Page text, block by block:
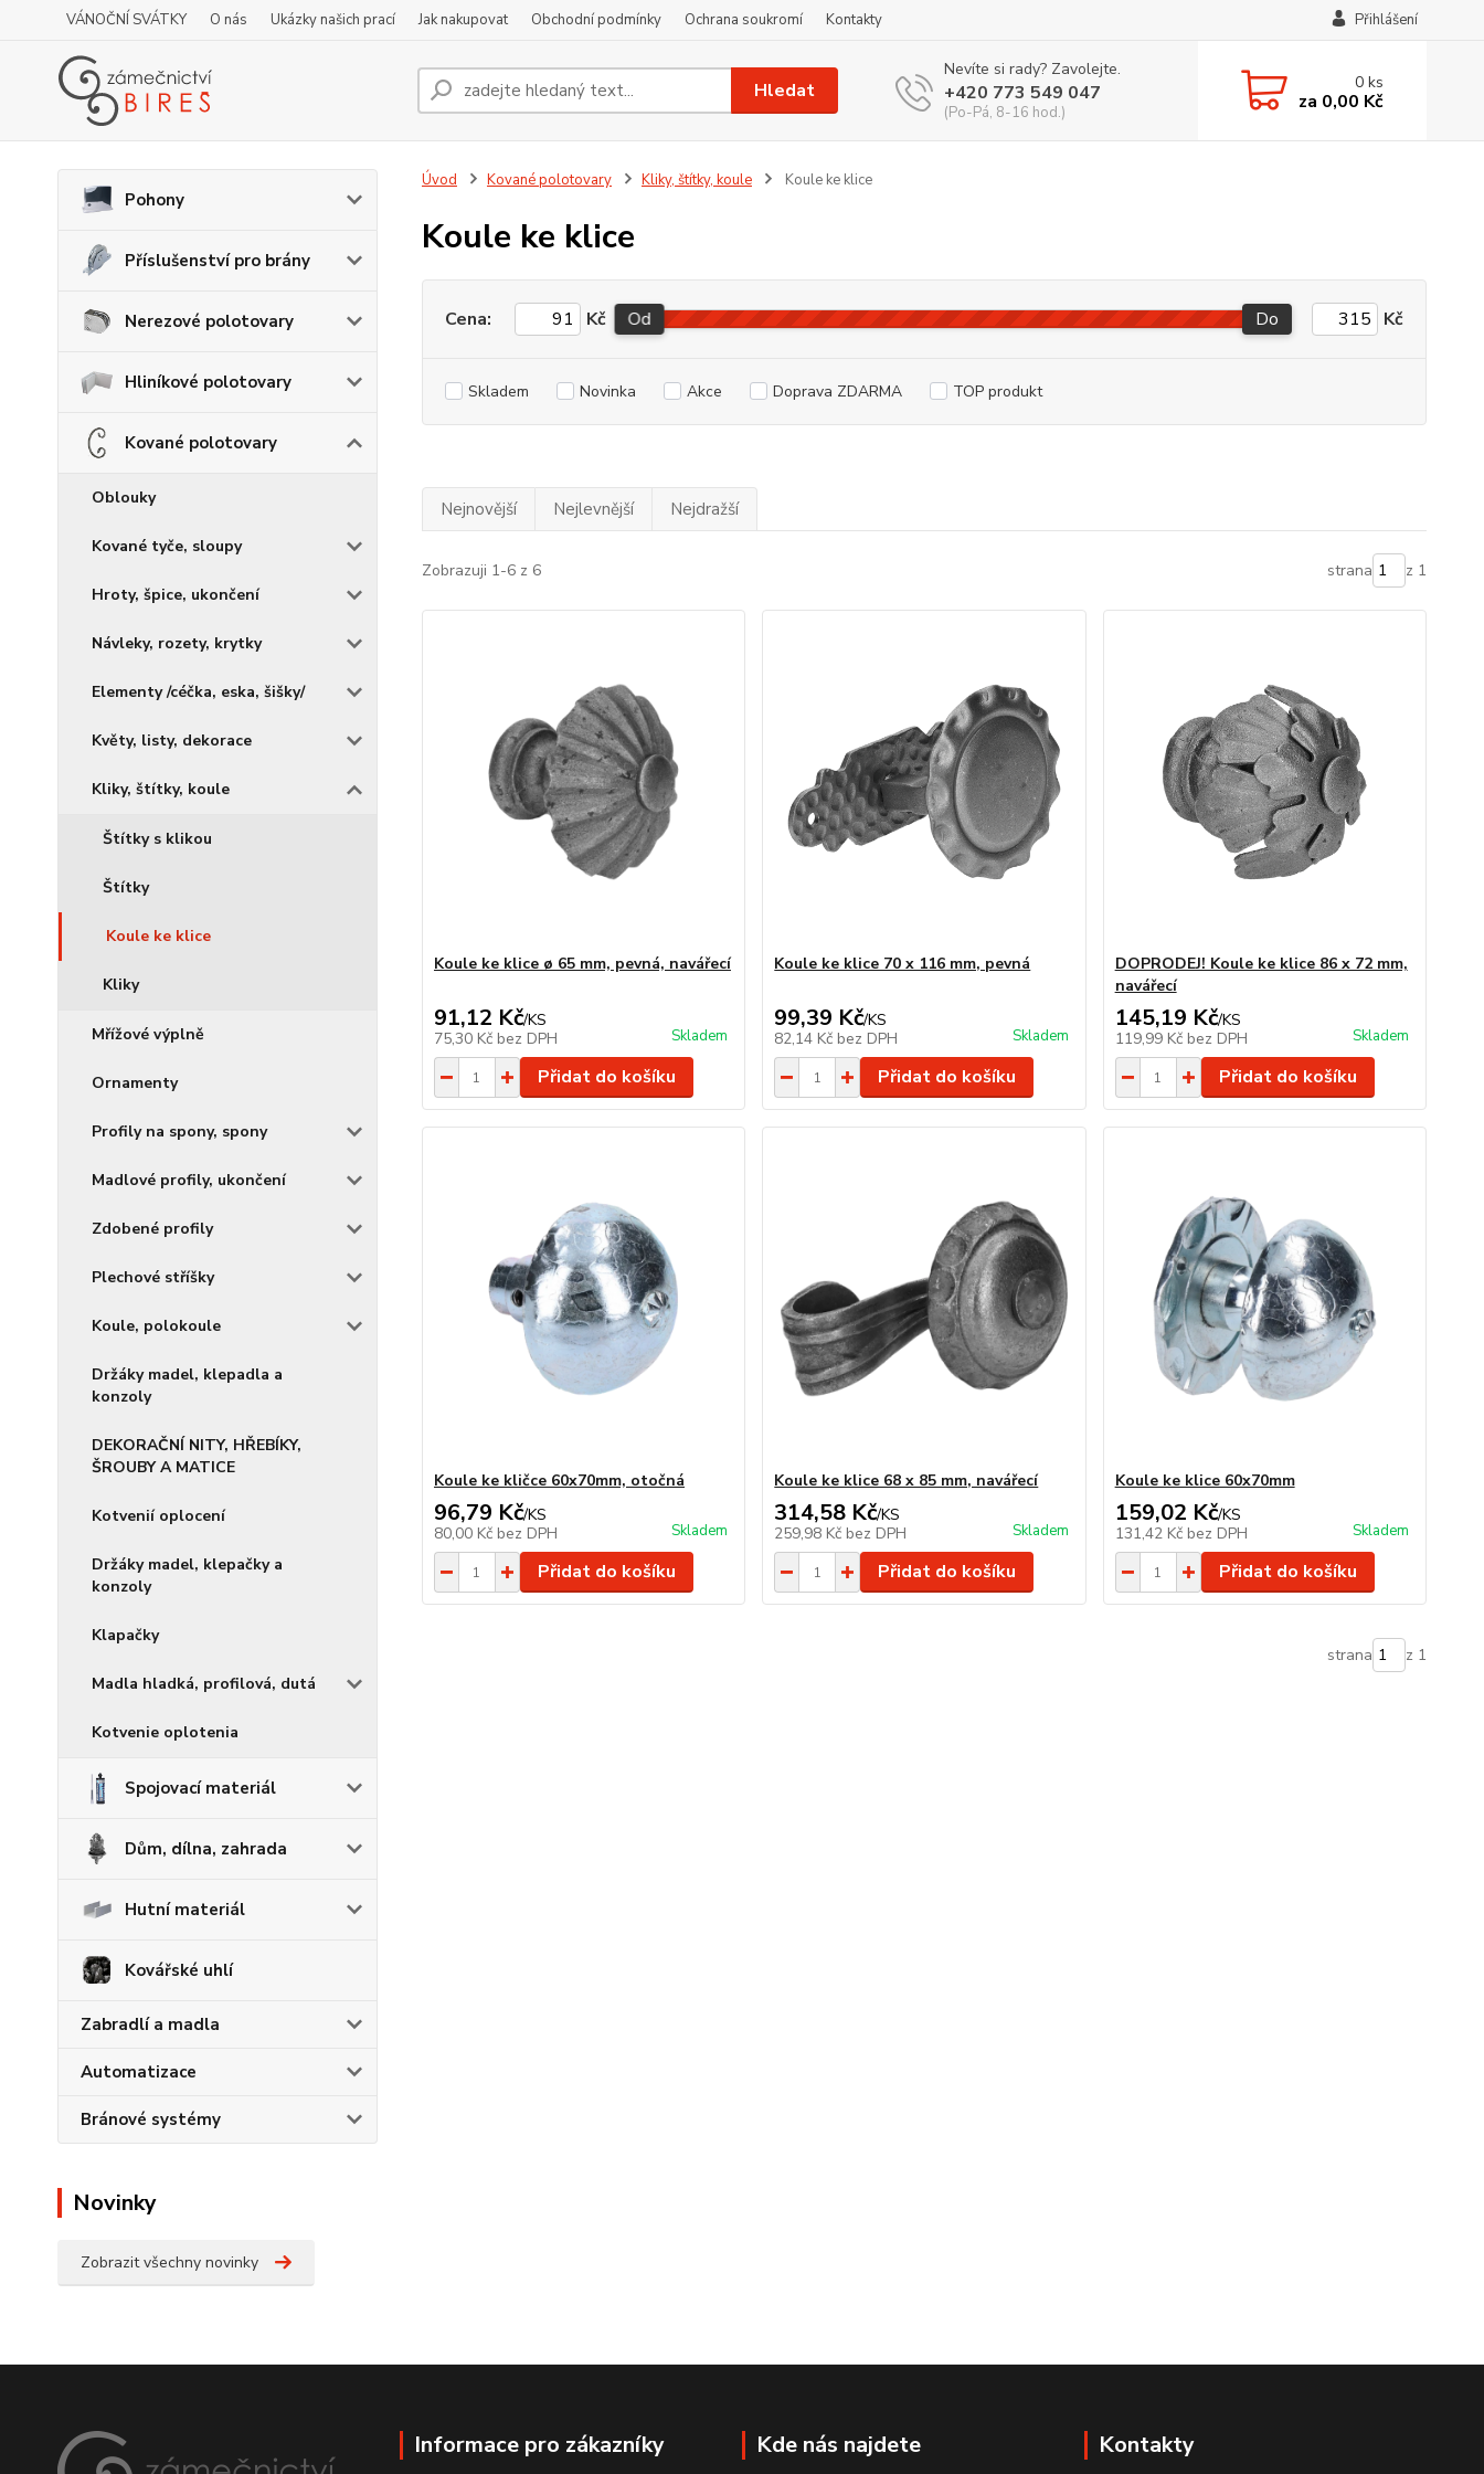
VÁNOČNÍ SVÁTKY O nás Ukázky našich prací Jak nakupovat Obchodní podmínky Ochrana soukromí Kontakty Přihlášení
Hledat
Nevíte si rady? Zavolejte.
+420 773 549 047
(Po-Pá, 8-16 hod.)
0ks
za 0,00 Kč
Pohony
Příslušenství pro brány
Nerezové polotovary
Hliníkové polotovary
Kované polotovary
Oblouky
Kované tyče, sloupy
Hroty, špice, ukončení
Návleky, rozety, krytky
Elementy /céčka, eska, šišky/
Květy, listy, dekorace
Kliky, štítky, koule
Štítky s klikou
Štítky
Koule ke klice
Kliky
Mřížové výplně
Ornamenty
Profily na spony, spony
Madlové profily, ukončení
Zdobené profily
Plechové stříšky
Koule, polokoule
Držáky madel, klepadla a
konzoly
DEKORAČNÍ NITY, HŘEBÍKY,
ŠROUBY A MATICE
Kotvenií oplocení
Držáky madel, klepačky a
konzoly
Klapačky
Madla hladká, profilová, dutá
Kotvenie oplotenia
Spojovací materiál
Dům, dílna, zahrada
Hutní materiál
Kovářské uhlí
Zabradlí a madla
Automatizace
Bránové systémy
Novinky
Zobrazit všechny novinky
Úvod Kované polotovary Kliky, štítky, koule Koule ke klice
Koule ke klice
Cena: Kč Od Do Kč
Skladem Novinka Akce Doprava ZDARMA TOP produkt
Nejnovější Nejlevnější Nejdražší
Zobrazuji 1-6 z 6 strana z 1
Koule ke klice ø 65 mm, pevná, navářecí
91,12 Kč/KS
75,30 Kč bez DPH Skladem
Přidat do košíku
Koule ke klice 70 x 116 mm, pevná
99,39 Kč/KS
82,14 Kč bez DPH Skladem
Přidat do košíku
DOPRODEJ! Koule ke klice 86 x 72 mm,
navářecí
145,19 Kč/KS
119,99 Kč bez DPH Skladem
Přidat do košíku
Koule ke kličce 60x70mm, otočná
96,79 Kč/KS
80,00 Kč bez DPH Skladem
Přidat do košíku
Koule ke klice 68 x 85 mm, navářecí
314,58 Kč/KS
259,98 Kč bez DPH Skladem
Přidat do košíku
Koule ke klice 60x70mm
159,02 Kč/KS
131,42 Kč bez DPH Skladem
Přidat do košíku
strana z 1
Informace pro zákazníky Kde nás najdete Kontakty